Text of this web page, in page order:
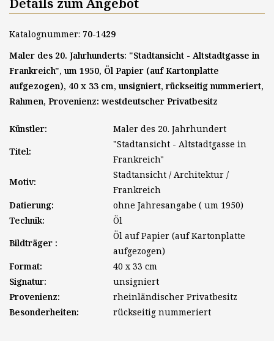
Katalognummer: 70-1429
Maler des 20. Jahrhunderts: "Stadtansicht - Altstadtgasse in
Frankreich", um 1950, Öl Papier (auf Kartonplatte
aufgezogen), 40 x 33 cm, unsigniert, rückseitig nummeriert,
Rahmen, Provenienz: westdeutscher Privatbesitz
Künstler:
Maler des 20. Jahrhundert
Titel:
"Stadtansicht - Altstadtgasse in
Frankreich"
Motiv:
Stadtansicht / Architektur /
Frankreich
Datierung:
ohne Jahresangabe ( um 1950)
Technik:
Öl
Bildträger :
Öl auf Papier (auf Kartonplatte
aufgezogen)
Format:
40 x 33 cm
Signatur:
unsigniert
Provenienz:
rheinländischer Privatbesitz
Besonderheiten:
rückseitig nummeriert